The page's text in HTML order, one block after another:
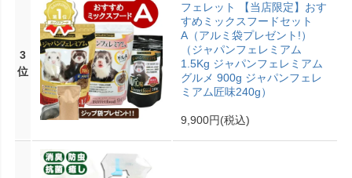
3
位
フェレット 【当店限定】おす
すめミックスフードセット
A（アルミ袋プレゼント!）
（ジャパンフェレミアム
1.5Kg ジャパンフェレミアム
グルメ 900g ジャパンフェレ
ミアム匠味240g）
9,900円(税込)